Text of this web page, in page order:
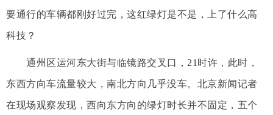
要通行的车辆都刚好过完，这红绿灯是不是，上了什么高
科技？
通州区运河东大街与临镜路交叉口，21时许，此时，
东西方向车流量较大，南北方向几乎没车。北京新闻记者
在现场观察发现，西向东方向的绿灯时长并不固定，五个